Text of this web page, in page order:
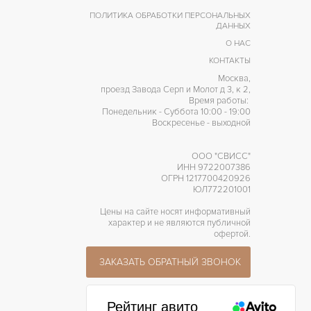
ПОЛИТИКА ОБРАБОТКИ ПЕРСОНАЛЬНЫХ
ДАННЫХ
О НАС
КОНТАКТЫ
Москва,
проезд Завода Серп и Молот д 3, к 2,
Время работы:
Понедельник - Суббота 10:00 - 19:00
Воскресенье - выходной
ООО "СВИСС"
ИНН 9722007386
ОГРН 1217700420926
ЮЛ772201001
Цены на сайте носят информативный
характер и не являются публичной
офертой.
ЗАКАЗАТЬ ОБРАТНЫЙ ЗВОНОК
Рейтинг авито